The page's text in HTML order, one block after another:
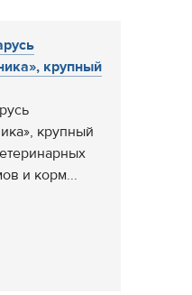
крупный
крупный
и корм...